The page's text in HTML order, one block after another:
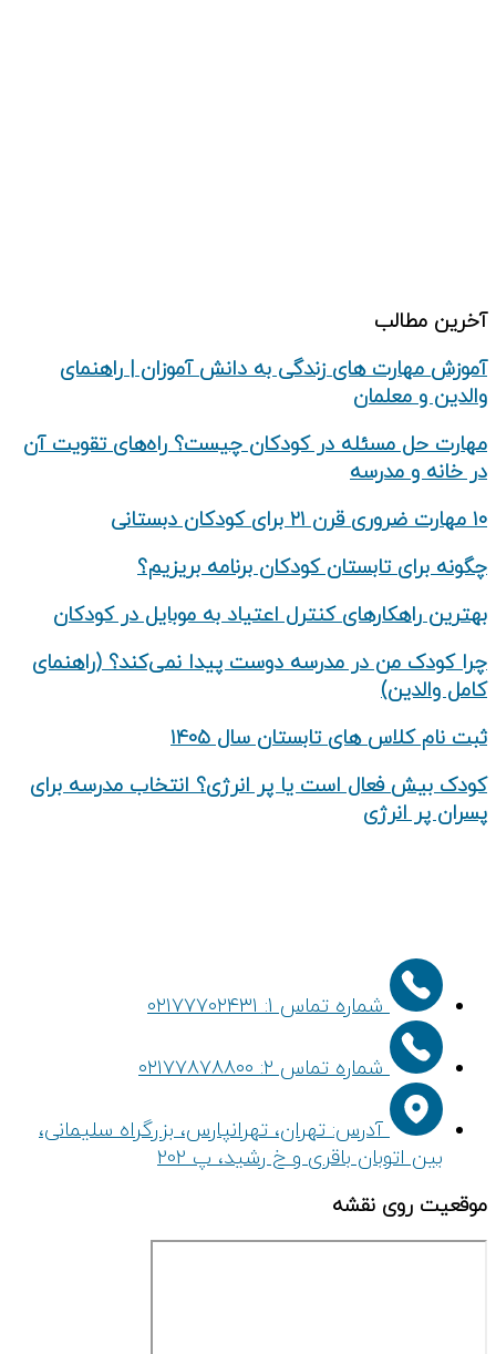
آخرین مطالب
آموزش مهارت های زندگی به دانش‌ آموزان | راهنمای
والدین و معلمان
مهارت حل مسئله در کودکان چیست؟ راه‌های تقویت آن
در خانه و مدرسه
۱۰ مهارت ضروری قرن ۲۱ برای کودکان دبستانی
چگونه برای تابستان کودکان برنامه بریزیم؟
بهترین راهکارهای کنترل اعتیاد به موبایل در کودکان
چرا کودک من در مدرسه دوست پیدا نمی‌کند؟ (راهنمای
کامل والدین)
ثبت نام کلاس های تابستان سال ۱۴۰۵
کودک بیش‌ فعال است یا پر انرژی؟ انتخاب مدرسه برای
پسران پر انرژی
شماره تماس 1: ۰۲۱۷۷۷۰۲۴۳۱
شماره تماس ۲: ۰۲۱۷۷۸۷۸۸۰۰
آدرس: تهران، تهرانپارس، بزرگراه سلیمانی،
بین اتوبان باقری و خ رشید، پ 202
موقعیت روی نقشه